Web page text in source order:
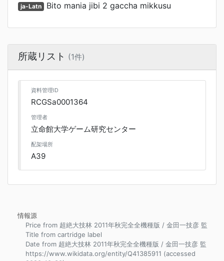
ja-Latn Bito mania jibi 2 gaccha mikkusu
所蔵リスト (1件)
資料管理ID
RCGSa0001364
管理者
立命館大学ゲーム研究センター
配架場所
A39
情報源
Price from 超絶大技林 2011年秋完全全機種版 / 金田一技彦 監
Title from cartridge label
Date from 超絶大技林 2011年秋完全全機種版 / 金田一技彦 監
https://www.wikidata.org/entity/Q41385911 (accessed